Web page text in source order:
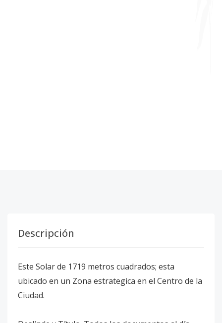
Descripción
Este Solar de 1719 metros cuadrados; esta
ubicado en un Zona estrategica en el Centro de la
Ciudad.